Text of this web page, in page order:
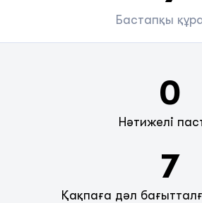
Бастапқы
0
Нәтижелі
7
Қақпаға дәл